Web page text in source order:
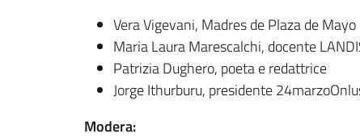
Vera Vigevani, Madres de Plaza de Mayo
Maria Laura Marescalchi, docente
Patrizia Dughero, poeta e redattrice
Jorge Ithurburu, presidente
Modera: